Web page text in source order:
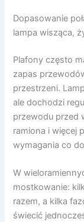
Dopasowanie
lampa wisząca,
Plafony często
zapas
przestrzeni.
ale dochodzi
przewodu przed
ramiona i więcej
wymagania co
W
mostkowanie:
razem, a kilka
świecić